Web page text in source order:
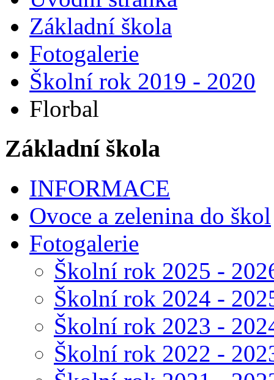
Základní škola
Fotogalerie
Školní rok 2019 - 2020
Florbal
Základní škola
INFORMACE
Ovoce a zelenina do škol
Fotogalerie
Školní rok 2025 -
Školní rok 2024 -
Školní rok 2023 -
Školní rok 2022 -